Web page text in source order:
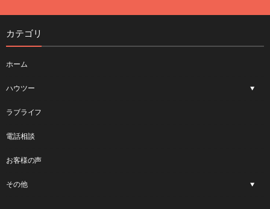
カテゴリ
ホーム
ハウツー
ラブライフ
電話相談
お客様の声
その他